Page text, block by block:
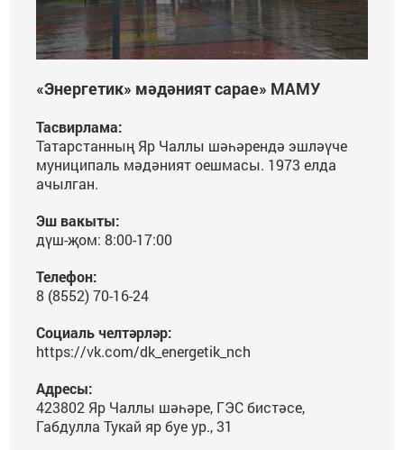
«Энергетик» мәдәният сарае» МАМУ
Тасвирлама:
Татарстанның Яр Чаллы шәһәрендә эшләүче
муниципаль мәдәният оешмасы. 1973 елда
ачылган.
Эш вакыты:
дүш-җом: 8:00-17:00
Телефон:
8 (8552) 70-16-24
Социаль челтәрләр:
https://vk.com/dk_energetik_nch
Адресы:
423802 Яр Чаллы шәһәре, ГЭС бистәсе,
Габдулла Тукай яр буе ур., 31